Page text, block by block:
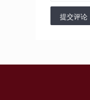
提交评论